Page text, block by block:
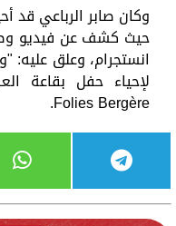
وكان صابر الرباعي قد
حيث كشف عن فيديو
انستجرام، وعلق عليه:
Folies Bergère.